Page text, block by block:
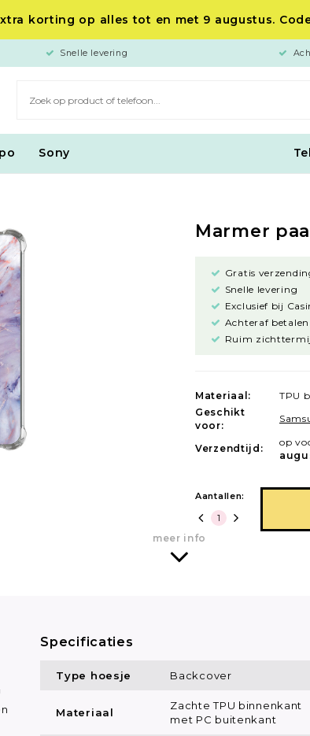
korting op alles tot en met 9 augustus.
Snelle levering
Sony
Marmer
Gratis
Snelle levering
Exclusief bij
Achteraf
Ruim
Materiaal:
TPU
Geschikt
voor:
Verzendtijd:
op
Aantallen:
meer info
Specificaties
Type hoesje Backcover
Materiaal
Zachte TPU binnenkant
met PC buitenkant